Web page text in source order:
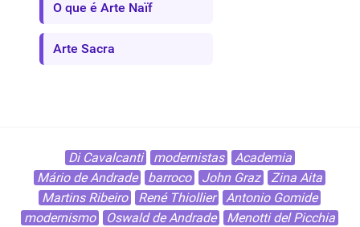
O que é Arte Naïf
Arte Sacra
Di Cavalcanti modernistas
Academia
Mário de Andrade
barroco John Graz
Zina Aita
Martins Ribeiro
René Thiollier
Antonio Gomide
modernismo
Oswald de Andrade Menotti del Picchia